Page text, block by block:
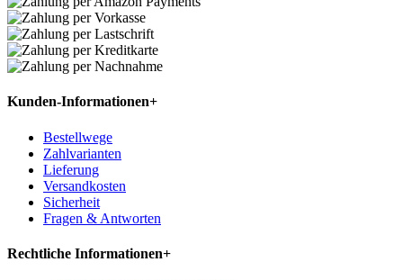
Kunden-Informationen+
Bestellwege
Zahlvarianten
Lieferung
Versandkosten
Sicherheit
Fragen & Antworten
Rechtliche Informationen+